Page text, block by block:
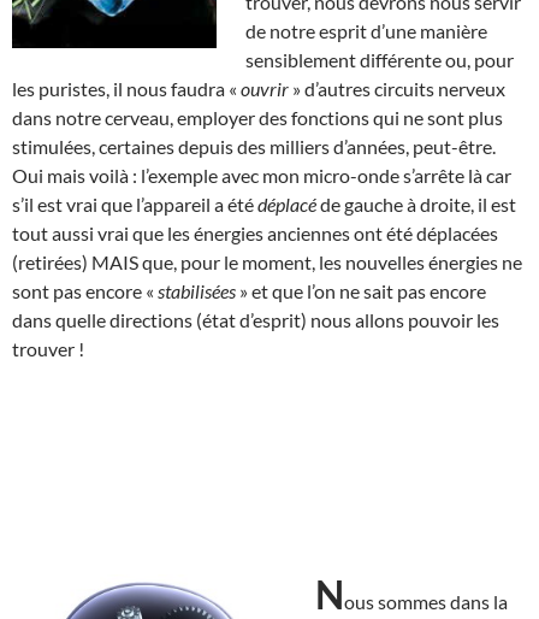
de notre esprit d’une manière
sensiblement différente ou, pour
les puristes, il nous faudra « ouvrir » d’autres circuits nerveux
dans notre cerveau, employer des fonctions qui ne sont plus
stimulées, certaines depuis des milliers d’années, peut-être.
Oui mais voilà : l’exemple avec mon micro-onde s’arrête là car
s’il est vrai que l’appareil a étédéplacéde gauche à droite, il est
tout aussi vrai que les énergies anciennes ont été déplacées
(retirées) MAIS que, pour le moment, les nouvelles énergies ne
sont pas encore « stabilisées » et que l’on ne sait pas encore
dans quelle directions (état d’esprit) nous allons pouvoir les
trouver !
Nous sommes dans la